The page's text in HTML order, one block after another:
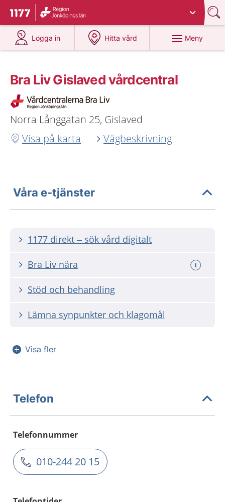
Till startsidan för 1177
Du har valt region
Logga in
på 1177.se
Hitta vård
på 1177.se
Meny
Bra Liv Gislaved vårdcentral
Norra Långgatan 25, Gislaved
Visa på karta
Vägbeskrivning
Våra e-tjänster
1177 direkt – sök vård digitalt
Bra Liv nära
Stöd och behandling
Lämna synpunkter och klagomål
Visa fler
Telefon
Telefonnummer
010-244 20 15